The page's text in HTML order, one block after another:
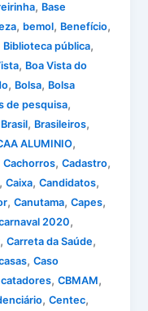
, Base
, bemol, Benefício,
Biblioteca pública,
, Boa Vista do
, Bolsa, Bolsa
de pesquisa,
Brasil, Brasileiros,
ALUMINIO,
Cachorros,Cadastro,
,Caixa,Candidatos,
,Canutama,Capes,
2020,
,Carreta da Saúde,
,Caso
catadores,CBMAM,
,Centec,